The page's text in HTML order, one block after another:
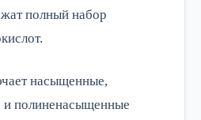
полный набор
насыщенные,
полиненасыщенные